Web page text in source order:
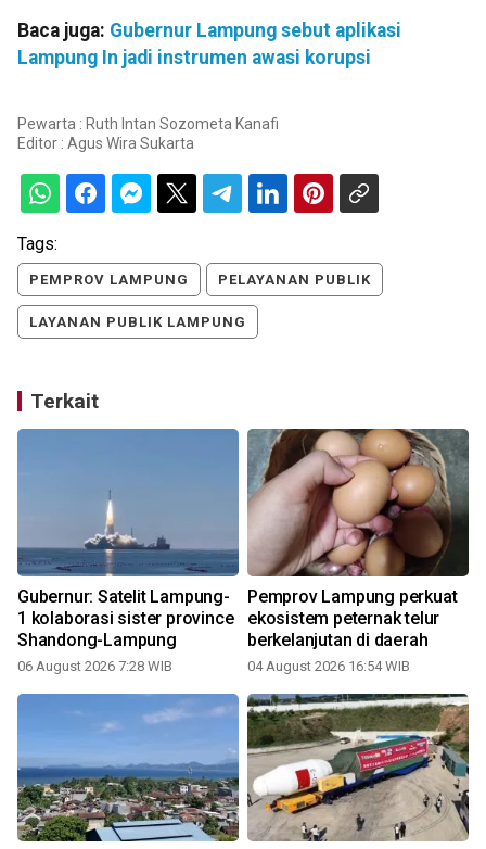
Baca juga: Gubernur Lampung sebut aplikasi
Lampung In jadi instrumen awasi korupsi
Pewarta : Ruth Intan Sozometa Kanafi
Editor : Agus Wira Sukarta
Tags:
PEMPROV LAMPUNG PELAYANAN PUBLIK
LAYANAN PUBLIK LAMPUNG
Terkait
Gubernur: Satelit Lampung-
1 kolaborasi sister province
Shandong-Lampung
06 August 2026 7:28 WIB
Pemprov Lampung perkuat
ekosistem peternak telur
berkelanjutan di daerah
04 August 2026 16:54 WIB